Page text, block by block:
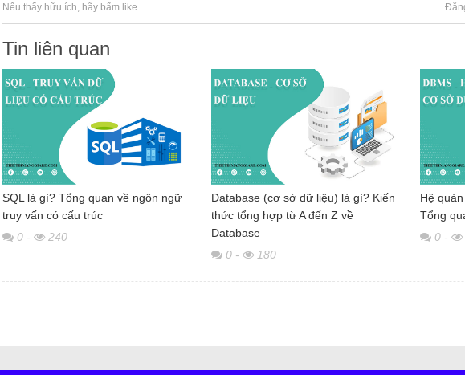
Nếu thấy hữu ích, hãy bấm like
Tin liên quan
SQL là gì? Tổng quan về ngôn ngữ
truy vấn có cấu trúc
0 - 240
Database (cơ sở dữ liệu) là gì? Kiến
thức tổng hợp từ A đến Z về
Database
0 - 180
Hệ
Tổng
0 -